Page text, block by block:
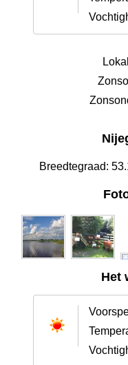
Breedtegraad:
Het